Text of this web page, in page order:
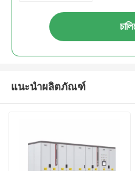
แนะนำผลิตภัณฑ์